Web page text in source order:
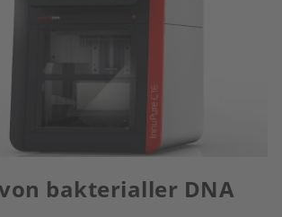
bakterialler DNA